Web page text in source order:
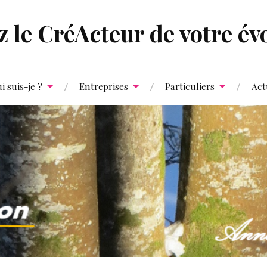
le CréActeur de votre
suis-je ? Entreprises Particuliers